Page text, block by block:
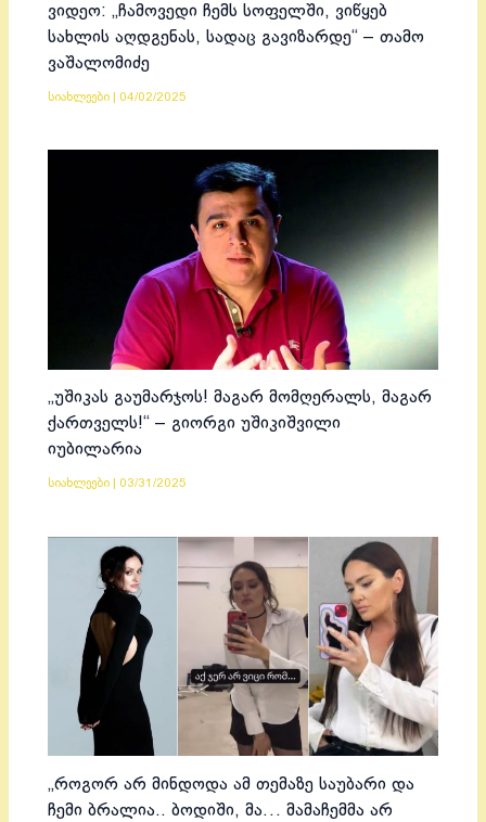
ვიდეო: „ჩამოვედი ჩემს სოფელში, ვიწყებ
სახლის აღდგენას, სადაც გავიზარდე“ – თამო
ვაშალომიძე
სიახლეები 04/02/2025
„უშიკას გაუმარჯოს! მაგარ მომღერალს, მაგარ
ქართველს!“ – გიორგი უშიკიშვილი
იუბილარია
სიახლეები 03/31/2025
„როგორ არ მინდოდა ამ თემაზე საუბარი და
ჩემი ბრალია.. ბოდიში, მა… მამაჩემმა არ